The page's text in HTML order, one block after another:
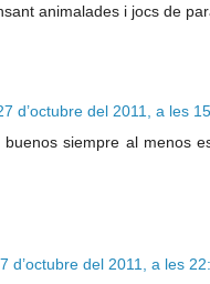
animalades i jocs de
d’octubre del 2011, a les
buenos siempre al menos
d’octubre del 2011, a les